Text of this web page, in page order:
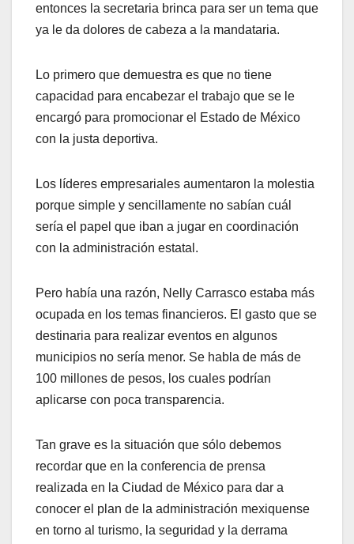
entonces la secretaria brinca para ser un tema que
ya le da dolores de cabeza a la mandataria.
Lo primero que demuestra es que no tiene
capacidad para encabezar el trabajo que se le
encargó para promocionar el Estado de México
con la justa deportiva.
Los líderes empresariales aumentaron la molestia
porque simple y sencillamente no sabían cuál
sería el papel que iban a jugar en coordinación
con la administración estatal.
Pero había una razón, Nelly Carrasco estaba más
ocupada en los temas financieros. El gasto que se
destinaria para realizar eventos en algunos
municipios no sería menor. Se habla de más de
100 millones de pesos, los cuales podrían
aplicarse con poca transparencia.
Tan grave es la situación que sólo debemos
recordar que en la conferencia de prensa
realizada en la Ciudad de México para dar a
conocer el plan de la administración mexiquense
en torno al turismo, la seguridad y la derrama